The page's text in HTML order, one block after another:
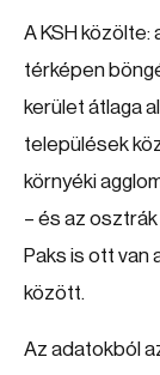
A KSH
térképen
kerület átlaga
települések
környéki
– és az
Paks is ott van
között.
Az adatokból